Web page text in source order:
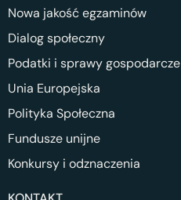
Nowa jakość egzaminów
Dialog społeczny
Podatki i sprawy gospodarcze
Unia Europejska
Polityka Społeczna
Fundusze unijne
Konkursy i odznaczenia